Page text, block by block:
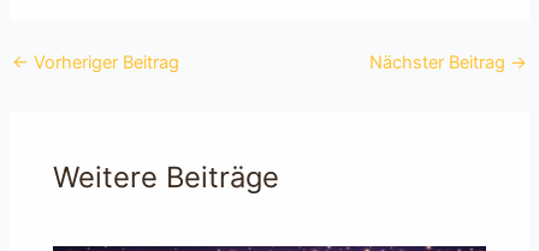
← Vorheriger Beitrag Nächster Beitrag →
Weitere Beiträge